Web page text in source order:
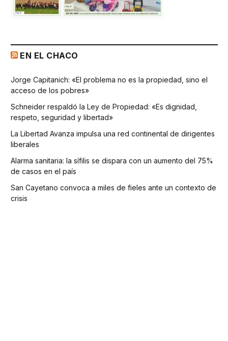
EN EL CHACO
Jorge Capitanich: «El problema no es la propiedad, sino el
acceso de los pobres»
Schneider respaldó la Ley de Propiedad: «Es dignidad,
respeto, seguridad y libertad»
La Libertad Avanza impulsa una red continental de dirigentes
liberales
Alarma sanitaria: la sífilis se dispara con un aumento del 75%
de casos en el país
San Cayetano convoca a miles de fieles ante un contexto de
crisis